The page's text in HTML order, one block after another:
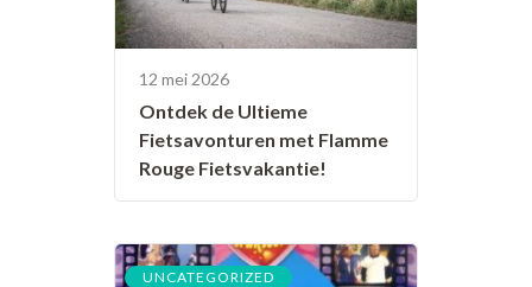
12 mei 2026
Ontdek de Ultieme
Fietsavonturen met Flamme
Rouge Fietsvakantie!
UNCATEGORIZED